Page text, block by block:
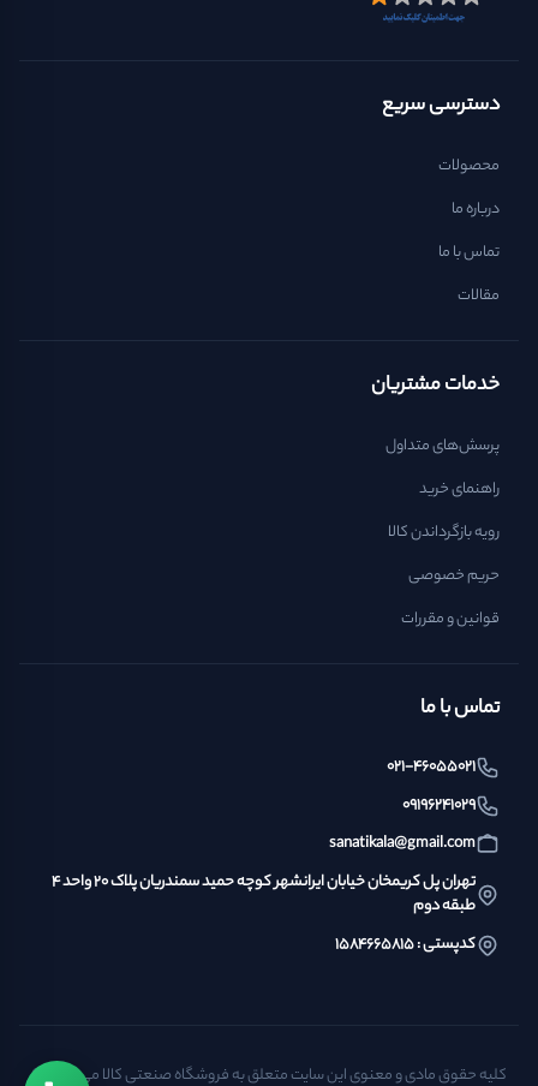
دسترسی سریع
محصولات
درباره ما
تماس با ما
مقالات
خدمات مشتریان
پرسش‌های متداول
راهنمای خرید
رویه بازگرداندن کالا
حریم خصوصی
قوانین و مقررات
تماس با ما
021-46055021
09196241029
sanatikala@gmail.com
تهران پل کریمخان خیابان ایرانشهر کوچه حمید سمندریان پلاک ۲۰ واحد ۴
طبقه دوم
کدپستی : ۱۵۸۴۶۶۵۸۱۵
کلیه حقوق مادی و معنوی این سایت متعلق به فروشگاه صنعتی کالا می‌باشد. ©